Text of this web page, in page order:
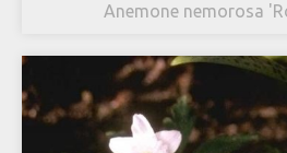
Anemone nemorosa